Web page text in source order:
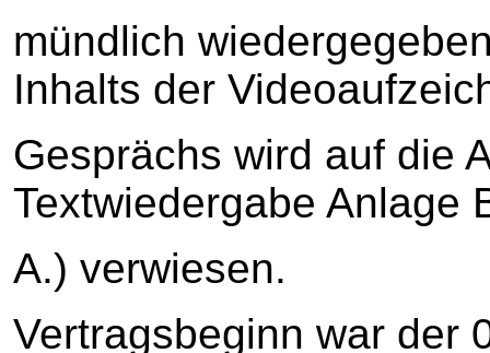
mündlich
Inhalts der
Gesprächs wird auf die
Textwiedergabe Anlage
A.) verwiesen.
Vertragsbeginn war der